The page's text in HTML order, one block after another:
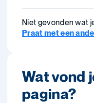
Niet gevonden wat
Praat met een
Wat vond
pagina?